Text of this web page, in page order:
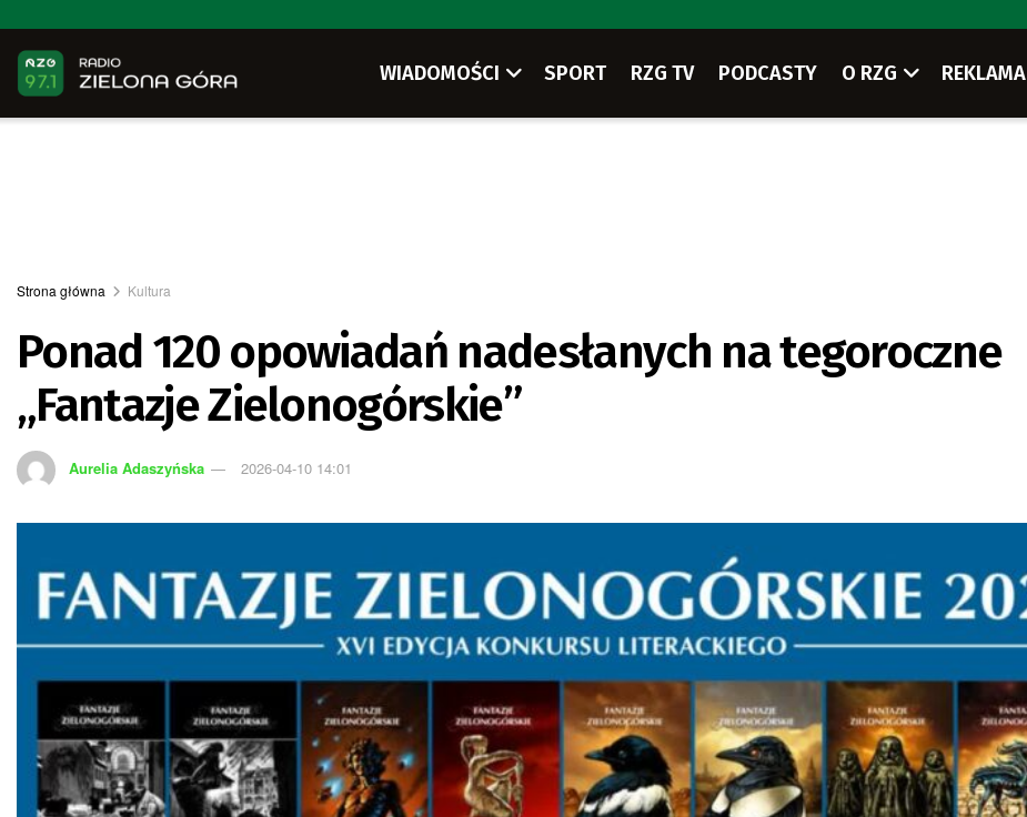
WIADOMOŚCI SPORT RZG TV PODCASTY O RZG REKLAMA
Strona główna Kultura
Ponad 120 opowiadań nadesłanych na tegoroczne
„Fantazje Zielonogórskie”
Aurelia Adaszyńska 2026-04-10 14:01